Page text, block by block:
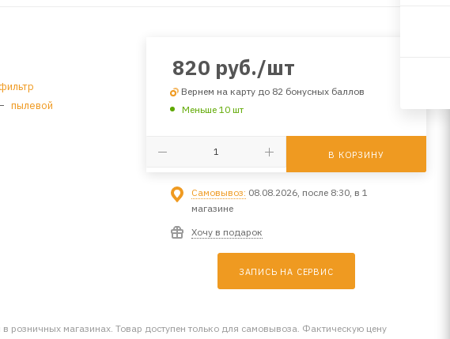
пылевой
820 руб./шт
Вернем на карту до 82 бонусных баллов
Меньше 10 шт
В КОРЗИНУ
Самовывоз: 08.08.2026, после 8:30, в 1
магазине
Хочу в подарок
ЗАПИСЬ НА СЕРВИС
в розничных магазинах. Товар доступен только для самовывоза. Фактическую цену